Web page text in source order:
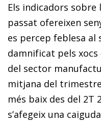
Els indicadors sobre
passat ofereixen
es percep feblesa
damnificat pels xocs
del sector
mitjana del
més baix des del 2T
s’afegeix una